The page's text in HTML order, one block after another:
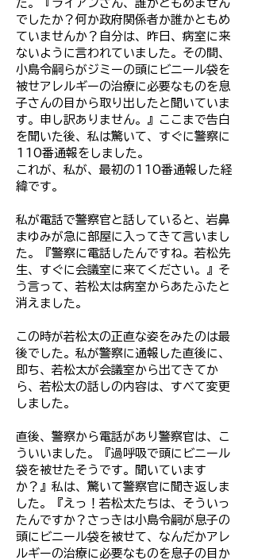
た。『ライアンさん、誰かともめません
でしたか？何か政府関係者か誰かともめ
ていませんか？自分は、昨日、病室に来
ないように言われていました。その間、
小島令嗣らがジミーの頭にビニール袋を
被せアレルギーの治療に必要なものを息
子さんの目から取り出したと聞いていま
す。申し訳ありません。』ここまで告白
を聞いた後、私は驚いて、すぐに警察に
110番通報をしました。
これが、私が、最初の110番通報した経
緯です。
私が電話で警察官と話していると、岩鼻
まゆみが急に部屋に入ってきて言いまし
た。『警察に電話したんですね。若松先
生、すぐに会議室に来てください。』そ
う言って、若松太は病室からあたふたと
消えました。
この時が若松太の正直な姿をみたのは最
後でした。私が警察に通報した直後に、
即ち、若松太が会議室から出てきてか
ら、若松太の話しの内容は、すべて変更
しました。
直後、警察から電話があり警察官は、こ
ういいました。『過呼吸で頭にビニール
袋を被せたそうです。聞いています
か？』私は、驚いて警察官に聞き返しま
した。『えっ！若松太たちは、そういっ
たんですか？さっきは小島令嗣が息子の
頭にビニール袋を被せて、なんだかアレ
ルギーの治療に必要なものを息子の目か